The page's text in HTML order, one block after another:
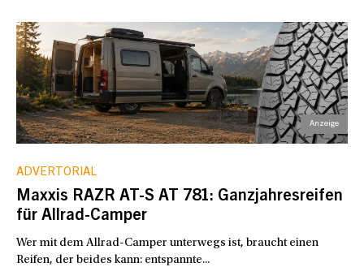
ADVERTORIAL
Maxxis RAZR AT-S AT 781: Ganzjahresreifen
für Allrad-Camper
Wer mit dem Allrad-Camper unterwegs ist, braucht einen
Reifen, der beides kann: entspannte...